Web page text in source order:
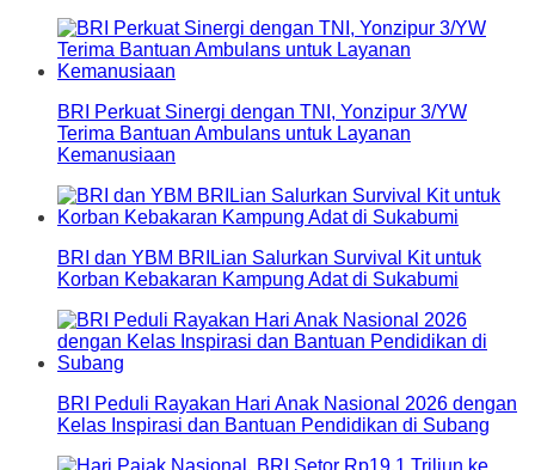
BRI Perkuat Sinergi dengan TNI, Yonzipur 3/YW
Terima Bantuan Ambulans untuk Layanan
Kemanusiaan
BRI dan YBM BRILian Salurkan Survival Kit untuk
Korban Kebakaran Kampung Adat di Sukabumi
BRI Peduli Rayakan Hari Anak Nasional 2026 dengan
Kelas Inspirasi dan Bantuan Pendidikan di Subang